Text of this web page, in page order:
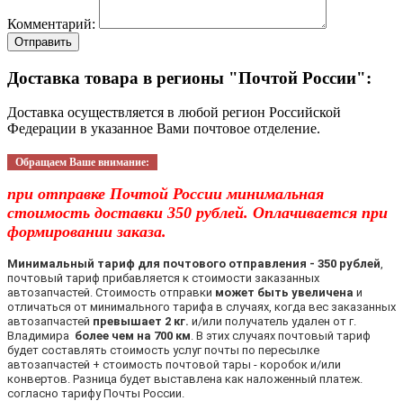
Комментарий:
Отправить
Доставка товара в регионы "Почтой России":
Доставка осуществляется в любой регион Российской
Федерации в указанное Вами почтовое отделение.
Обращаем Ваше внимание:
при отправке Почтой России минимальная
стоимость доставки 350 рублей. Оплачивается при
формировании заказа.
Минимальный тариф для почтового отправления - 350 рублей,
почтовый тариф прибавляется к стоимости заказанных
автозапчастей. Стоимость отправки может быть увеличена и
отличаться от минимального тарифа в случаях, когда вес заказанных
автозапчастей превышает 2 кг. и/или получатель удален от г.
Владимира более чем на 700 км. В этих случаях почтовый тариф
будет составлять стоимость услуг почты по пересылке
автозапчастей + стоимость почтовой тары - коробок и/или
конвертов. Разница будет выставлена как наложенный платеж.
согласно тарифу Почты России.